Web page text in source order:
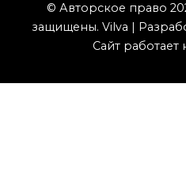
© Авторское право
защищены. Vilva |
Сайт работает